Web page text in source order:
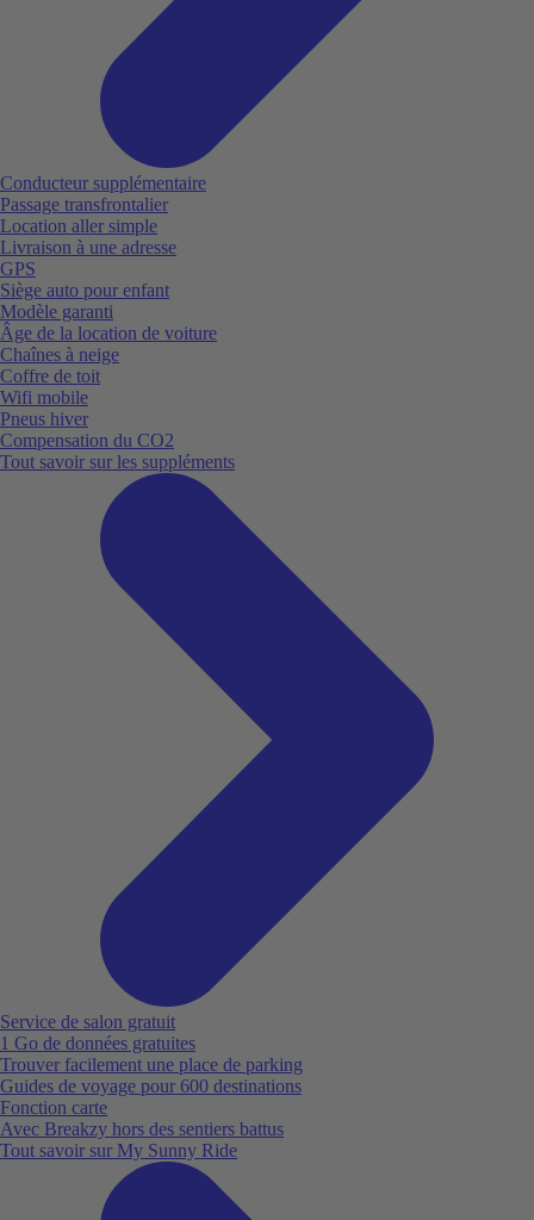
Conducteur supplémentaire
Passage transfrontalier
Location aller simple
Livraison à une adresse
GPS
Siège auto pour enfant
Modèle garanti
Âge de la location de voiture
Chaînes à neige
Coffre de toit
Wifi mobile
Pneus hiver
Compensation du CO2
Tout savoir sur les suppléments
Service de salon gratuit
1 Go de données gratuites
Trouver facilement une place de parking
Guides de voyage pour 600 destinations
Fonction carte
Avec Breakzy hors des sentiers battus
Tout savoir sur My Sunny Ride